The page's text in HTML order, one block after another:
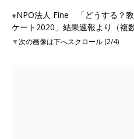
※NPO法人 Fine 「どうする？
ケート2020」結果速報より（複
▼次の画像は下へスクロール (2/4)